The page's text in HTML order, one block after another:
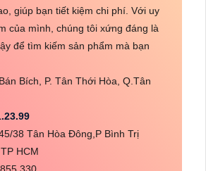
giúp bạn tiết kiệm chi phí. Với uy
của mình, chúng tôi xứng đáng là
để tìm kiếm sản phẩm mà bạn
Bích, P. Tân Thới Hòa, Q.Tân
38 Tân Hòa Đông,P Bình Trị
HCM